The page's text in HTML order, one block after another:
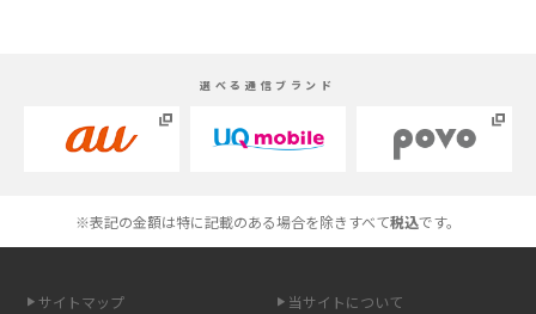
Androidスマホとは？特徴やメリット・デメリット、おススメ機種を紹介
高校生にスマホ制限は必要？所持率やメリット・デメリットを詳しく紹介
トを解説
選べる通信ブランド
※表記の金額は特に記載のある場合を除きすべて税込です。
サイトマップ
当サイトについて